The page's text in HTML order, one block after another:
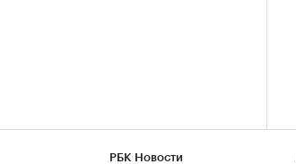
РБК Новости